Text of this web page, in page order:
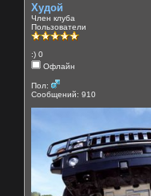
Худой
Член клуба
Пользователи
:) 0
Офлайн
Пол:
Сообщений: 910